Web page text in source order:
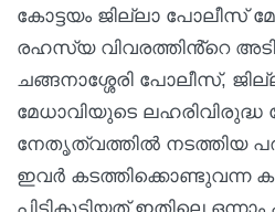
കോട്ടയം ജില്ലാ പോലീസ്
രഹസ്യ വിവരത്തിൻ്റെ
ചങ്ങനാശ്ശേരി പോലീസ്,
മേധാവിയുടെ
നേതൃത്വത്തിൽ നടത്തിയ
ഇവർ കടത്തിക്കൊണ്ടുവന്ന